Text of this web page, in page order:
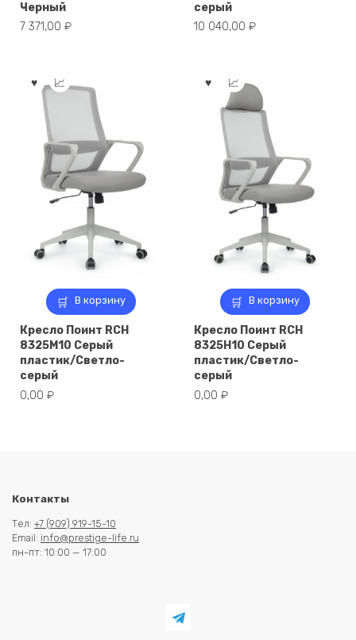
Черный
7 371,00 ₽
серый
10 040,00 ₽
В корзину
Кресло Поинт RCH
8325M10 Серый
пластик/Светло-
серый
0,00 ₽
В корзину
Кресло Поинт RCH
8325H10 Серый
пластик/Светло-
серый
0,00 ₽
Контакты
Тел: +7 (909) 919-15-10
Email: info@prestige-life.ru
пн-пт: 10:00 — 17:00